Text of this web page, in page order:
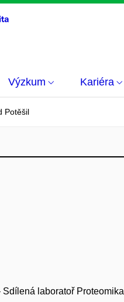
Výzkum Kariéra
Potěšil
laboratoř Proteomika